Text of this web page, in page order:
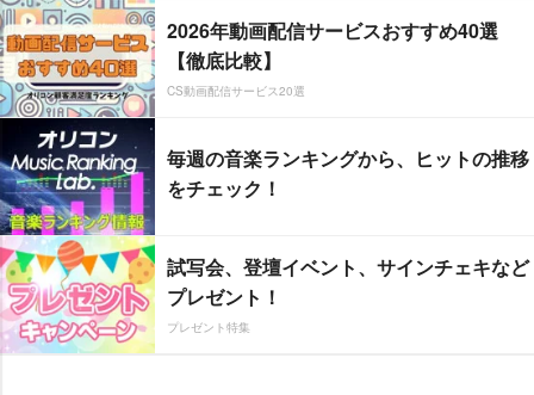
2026年動画配信サービスおすすめ40選
【徹底比較】
CS動画配信サービス20選
毎週の音楽ランキングから、ヒットの推移
をチェック！
試写会、登壇イベント、サインチェキなど
プレゼント！
プレゼント特集